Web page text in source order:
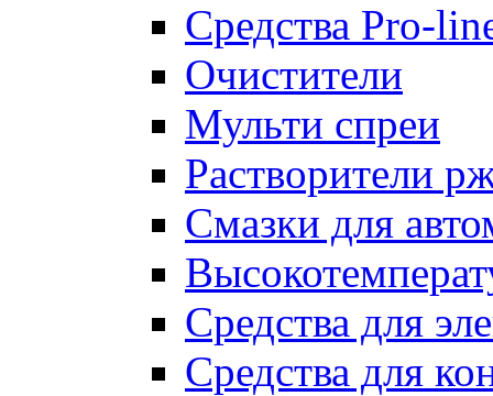
Средства Pro-
Очистители
Мульти спреи
Растворители
Смазки для
Средства для
Средства для